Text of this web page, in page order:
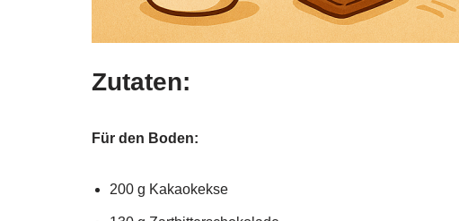
Zutaten:
Für den Boden:
200 g Kakaokekse